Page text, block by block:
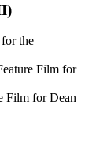
the
Film for
Film for Dean